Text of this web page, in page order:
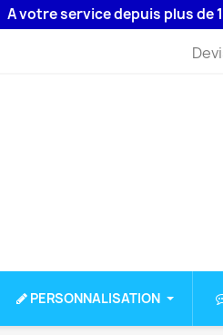
service depuis plus de 15
PERSONNALISATION